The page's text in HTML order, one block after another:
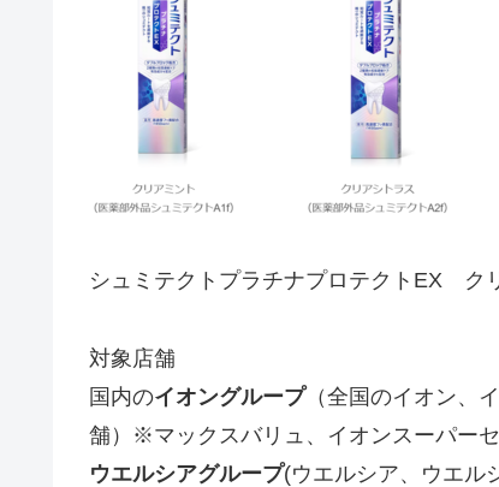
シュミテクトプラチナプロテクトEX ク
対象店舗
国内のイオングループ（全国のイオン、
舗）※マックスバリュ、イオンスーパー
ウエルシアグループ(ウエルシア、ウエル